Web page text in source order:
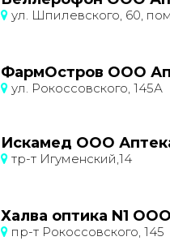
ул. Шпилевского, 60,
ФармОстров ООО
ул. Рокоссовского, 145А
Искамед ООО
тр-т Игуменский,14
Халва оптика N1
пр-т Рокоссовского, 145